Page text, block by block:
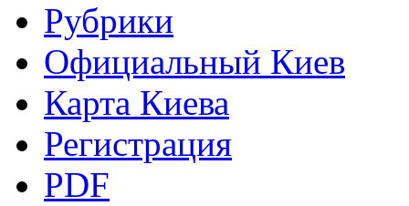
Рубрики
Официальный Киев
Карта Киева
Регистрация
PDF